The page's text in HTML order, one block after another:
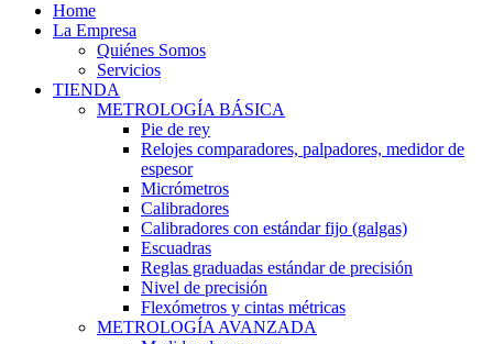
Home
La Empresa
Quiénes Somos
Servicios
TIENDA
METROLOGÍA BÁSICA
Pie de rey
Relojes comparadores, palpadores, medidor de
espesor
Micrómetros
Calibradores
Calibradores con estándar fijo (galgas)
Escuadras
Reglas graduadas estándar de precisión
Nivel de precisión
Flexómetros y cintas métricas
METROLOGÍA AVANZADA